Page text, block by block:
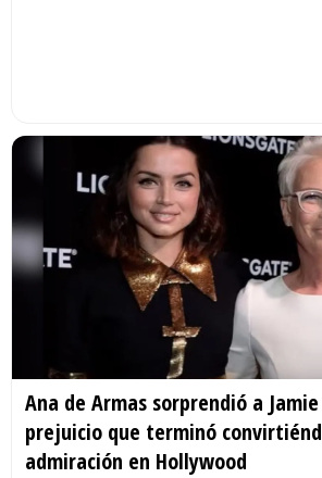
Ana de Armas sorprendió a
prejuicio que terminó
admiración en Hollywood